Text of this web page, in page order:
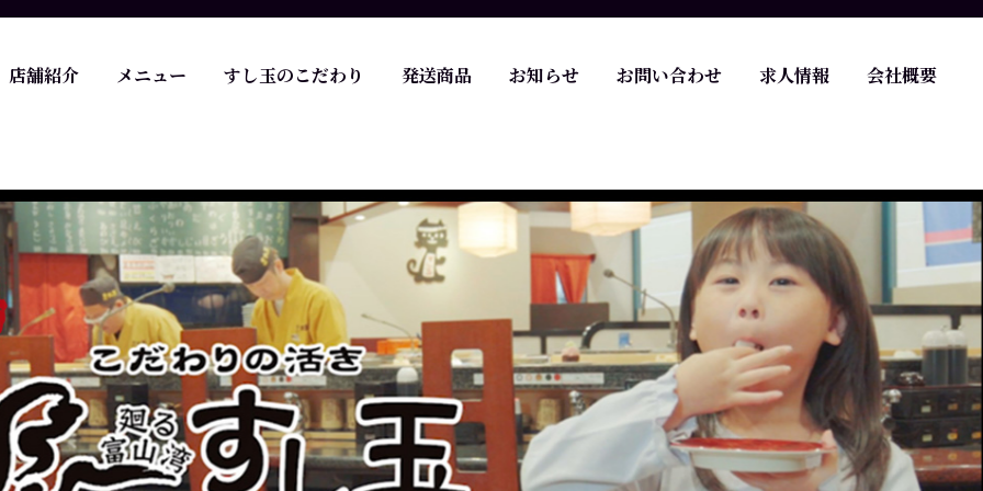
店舗紹介 メニュー すし玉のこだわり 発送商品 お知らせ お問い合わせ 求人情報 会社概要